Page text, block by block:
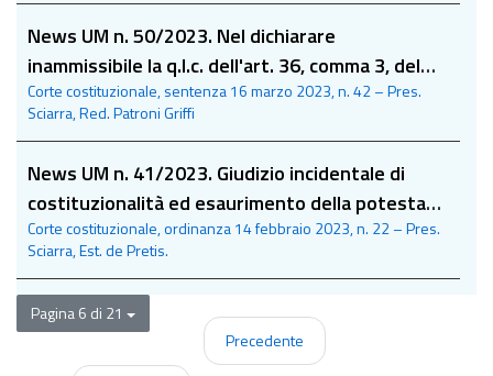
News UM n. 50/2023. Nel dichiarare
inammissibile la q.l.c. dell'art. 36, comma 3, del
d.P.R. 6 giugno 2001, n. 380, la Corte illustra
l’istituto dell’accertamento di conformità
Corte costituzionale, sentenza 16 marzo 2023, n. 42 – Pres.
Sciarra, Red. Patroni Griffi
News UM n. 41/2023. Giudizio incidentale di
costituzionalità ed esaurimento della potestas
iudicandi nel processo amministrativo
d’impugnazione-annullamento
Corte costituzionale, ordinanza 14 febbraio 2023, n. 22 – Pres.
Sciarra, Est. de Pretis.
Pagina 6 di 21
Precedente